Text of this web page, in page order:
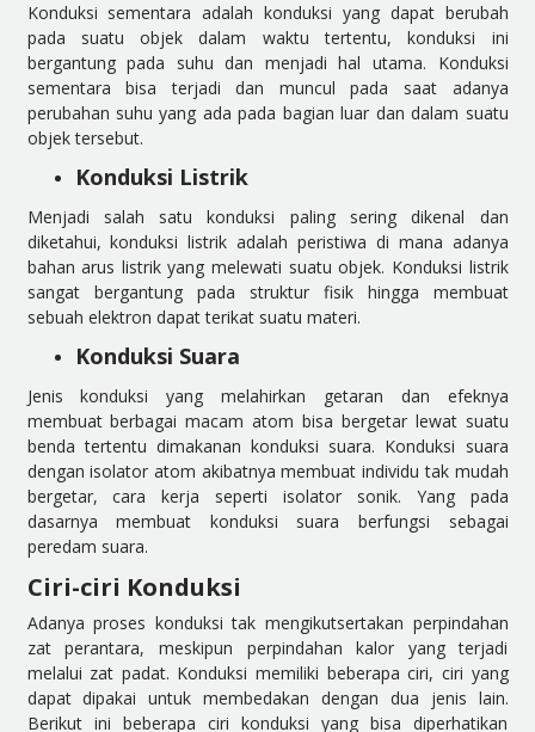
Konduksi sementara adalah konduksi yang dapat berubah
pada suatu objek dalam waktu tertentu, konduksi ini
bergantung pada suhu dan menjadi hal utama. Konduksi
sementara bisa terjadi dan muncul pada saat adanya
perubahan suhu yang ada pada bagian luar dan dalam suatu
objek tersebut.
Konduksi Listrik
Menjadi salah satu konduksi paling sering dikenal dan
diketahui, konduksi listrik adalah peristiwa di mana adanya
bahan arus listrik yang melewati suatu objek. Konduksi listrik
sangat bergantung pada struktur fisik hingga membuat
sebuah elektron dapat terikat suatu materi.
Konduksi Suara
Jenis konduksi yang melahirkan getaran dan efeknya
membuat berbagai macam atom bisa bergetar lewat suatu
benda tertentu dimakanan konduksi suara. Konduksi suara
dengan isolator atom akibatnya membuat individu tak mudah
bergetar, cara kerja seperti isolator sonik. Yang pada
dasarnya membuat konduksi suara berfungsi sebagai
peredam suara.
Ciri-ciri Konduksi
Adanya proses konduksi tak mengikutsertakan perpindahan
zat perantara, meskipun perpindahan kalor yang terjadi
melalui zat padat. Konduksi memiliki beberapa ciri, ciri yang
dapat dipakai untuk membedakan dengan dua jenis lain.
Berikut ini beberapa ciri konduksi yang bisa diperhatikan